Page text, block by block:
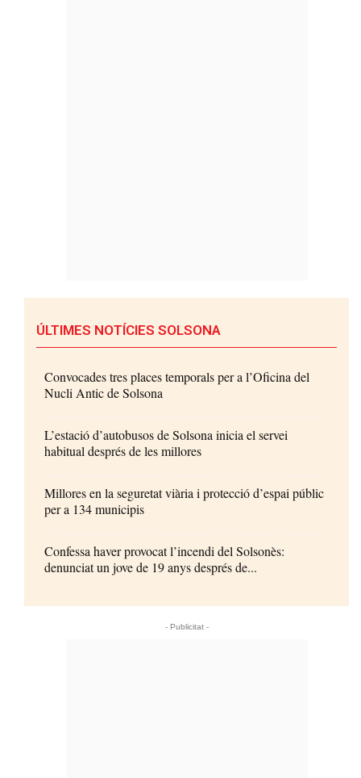
ÚLTIMES NOTÍCIES SOLSONA
Convocades tres places temporals per a l’Oficina del
Nucli Antic de Solsona
L’estació d’autobusos de Solsona inicia el servei
habitual després de les millores
Millores en la seguretat viària i protecció d’espai públic
per a 134 municipis
Confessa haver provocat l’incendi del Solsonès:
denunciat un jove de 19 anys després de...
- Publicitat -